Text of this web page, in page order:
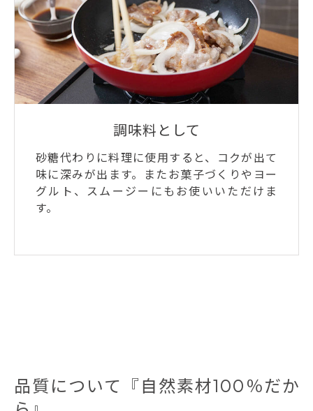
調味料として
砂糖代わりに料理に使用すると、コクが出て
味に深みが出ます。またお菓子づくりやヨー
グルト、スムージーにもお使いいただけま
す。
品質について『自然素材100％だか